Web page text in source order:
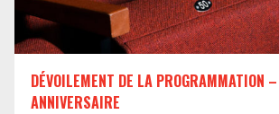
DÉVOILEMENT DE LA PROGRAMMATION
ANNIVERSAIRE